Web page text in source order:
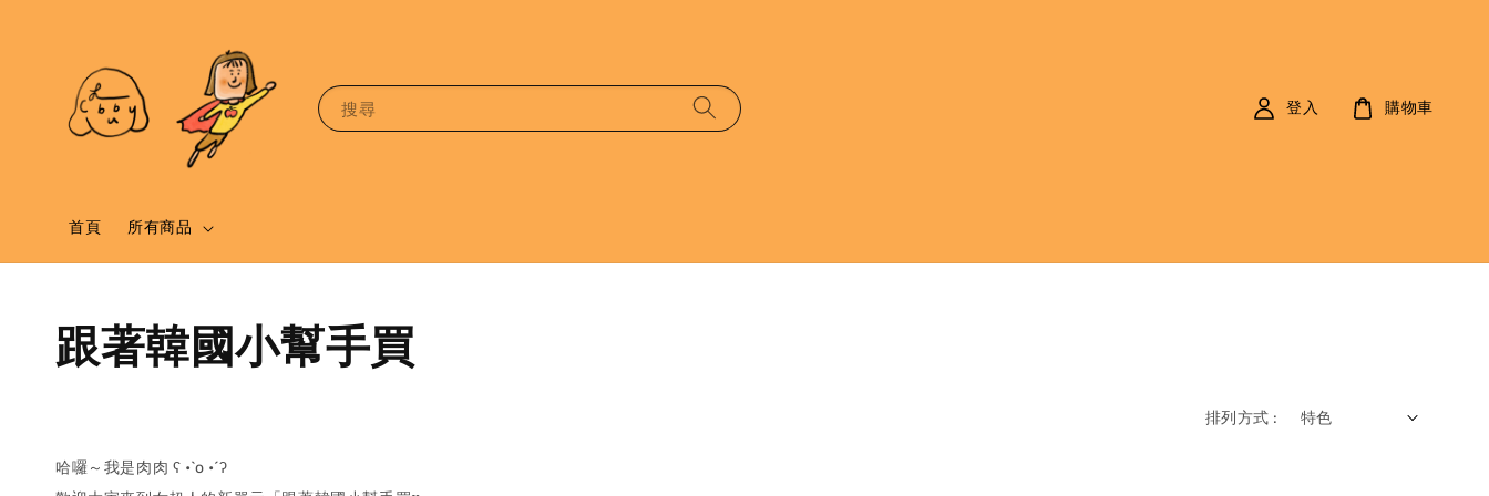
搜尋
首頁 所有商品
登入 購物車
跟著韓國小幫手買
排列方式 :
哈囉～我是肉肉 ʕ •̀ o •́ ʔ